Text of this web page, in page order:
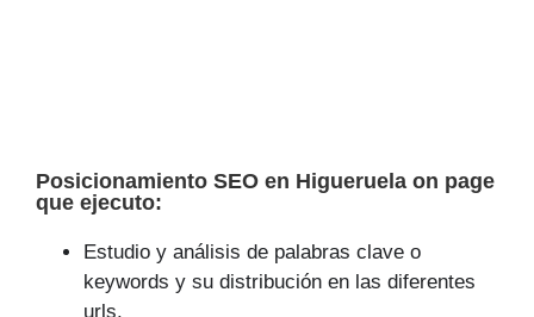
Posicionamiento SEO en Higueruela on page
que ejecuto:
Estudio y análisis de palabras clave o
keywords y su distribución en las diferentes
urls.